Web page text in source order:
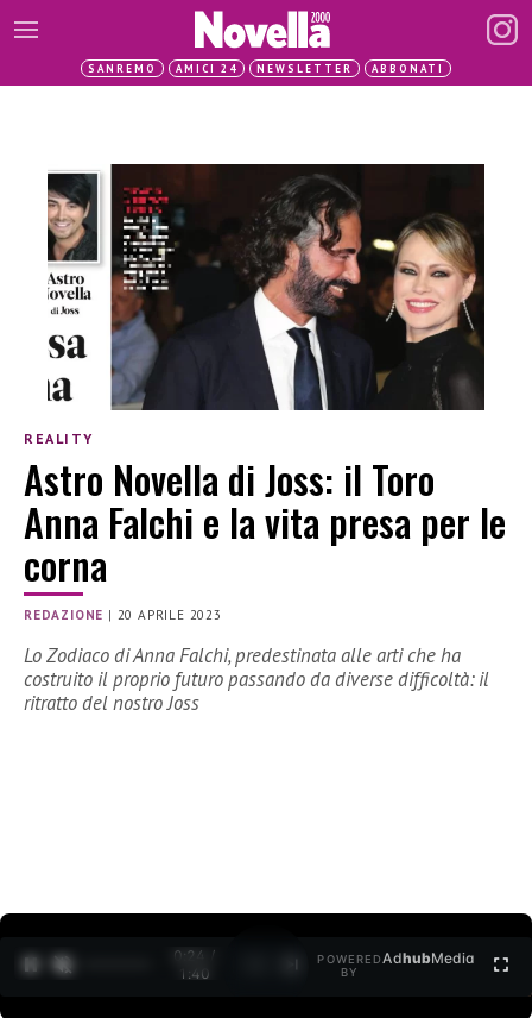
SANREMO AMICI 24 NEWSLETTER ABBONATI
REALITY
Astro Novella di Joss: il Toro
Anna Falchi e la vita presa per le
corna
REDAZIONE | 20 APRILE 2023
Lo Zodiaco di Anna Falchi, predestinata alle arti che ha
costruito il proprio futuro passando da diverse difficoltà: il
ritratto del nostro Joss
0:25 /
1:40
POWERED
BY
AdhubMedia